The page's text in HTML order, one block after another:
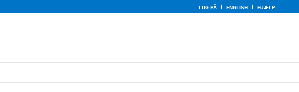
LOG PÅ ENGLISH HJÆLP